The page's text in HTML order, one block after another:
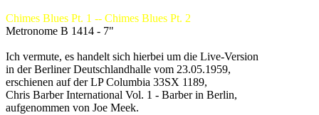
Chimes Blues Pt. 1 -- Chimes Blues Pt. 2
Metronome B 1414 - 7"
Ich vermute, es handelt sich hierbei um die Live-Version
in der Berliner Deutschlandhalle vom 23.05.1959,
erschienen auf der LP Columbia 33SX 1189,
Chris Barber International Vol. 1 - Barber in Berlin,
aufgenommen von Joe Meek.